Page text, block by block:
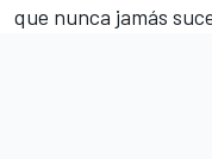
que nunca jamás